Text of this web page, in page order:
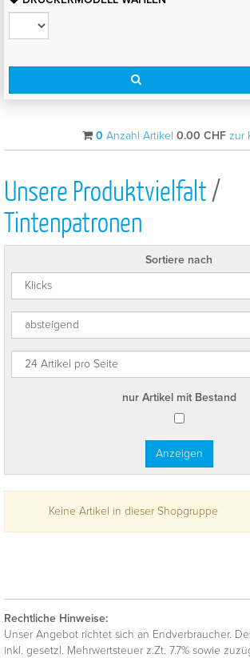
0 Anzahl Artikel 0.00 CHF zur
Unsere Produktvielfalt/
Tintenpatronen
Sortiere nach
nur Artikel mit Bestand
Keine Artikel in dieser Shopgruppe
Rechtliche Hinweise:
Unser Angebot richtet sich an Endverbraucher.
inkl. gesetzl. Mehrwertsteuer z.Zt. 7.7% sowie